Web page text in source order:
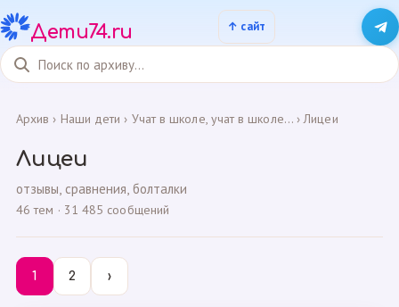
Дети74.ru
Архив › Наши дети › Учат в школе, учат в школе...›Лицеи
Лицеи
отзывы, сравнения, болталки
46 тем · 31 485 сообщений
1 2 ›